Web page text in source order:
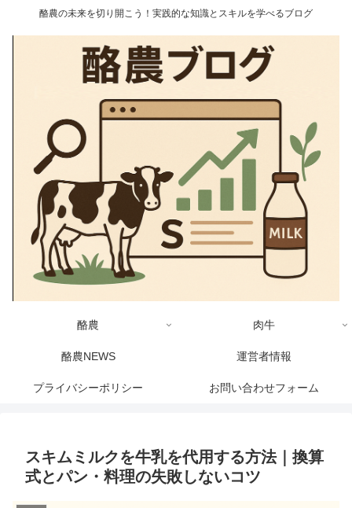
酪農の未来を切り開こう！実践的な知識とスキルを学べるブログ
酪農 肉牛
酪農NEWS 運営者情報
プライバシーポリシー お問い合わせフォーム
スキムミルクを牛乳を代用する方法｜換算
式とパン・料理の失敗しないコツ